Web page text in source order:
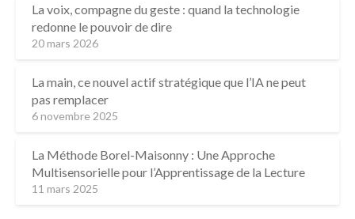
La voix, compagne du geste : quand la technologie
redonne le pouvoir de dire
20 mars 2026
La main, ce nouvel actif stratégique que l’IA ne peut
pas remplacer
6 novembre 2025
La Méthode Borel-Maisonny : Une Approche
Multisensorielle pour l’Apprentissage de la Lecture
11 mars 2025